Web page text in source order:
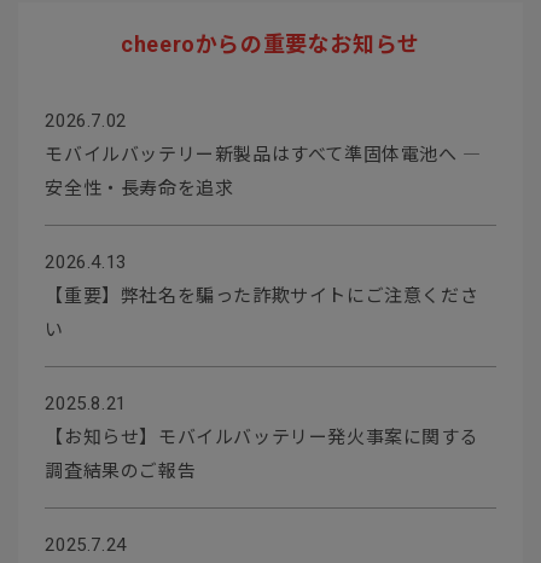
cheeroからの重要なお知らせ
2026.7.02
モバイルバッテリー新製品はすべて準固体電池へ ―
安全性・長寿命を追求
2026.4.13
【重要】弊社名を騙った詐欺サイトにご注意くださ
い
2025.8.21
【お知らせ】モバイルバッテリー発火事案に関する
調査結果のご報告
2025.7.24